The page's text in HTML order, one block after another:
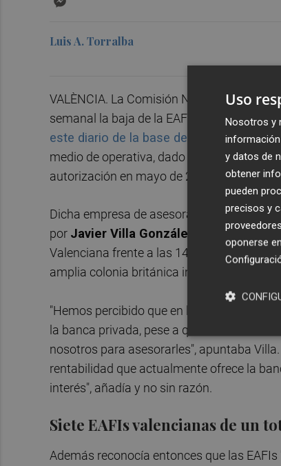
Luis A. Torralba
VALÈNCIA. La Comisión Nacional del
semanal la baja de la EAFI alicantinaVilla
este diario de la base de datos pública
medio de operativa, dado que la
autorización en mayo de 2015,
tal y
Dicha empresa de asesoramiento
por Javier Villa González y Silvia
Valenciana frente a las 147 operativas
amplia colonia británica instalada en la
"Hemos percibido que en la zona interior
la banca privada, pese a que suelen tener
nosotros para asesorarles", apuntaba
rentabilidad que actualmente ofrece la
interés", añadía y no sin razón.
Siete EAFIs valencianas de un
Además reconocía entonces que las
Uso
Nosotros y
y datos de
obtener
pueden
precisos y
oponerse en